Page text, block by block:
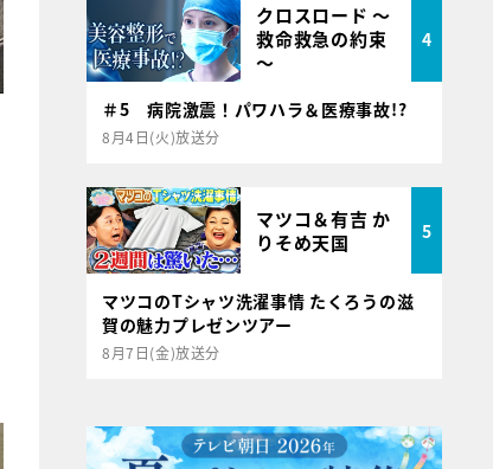
クロスロード ～
救命救急の約束
～
4
＃5 病院激震！パワハラ＆医療事故!?
8月4日(火)放送分
マツコ＆有吉 か
りそめ天国
5
マツコのTシャツ洗濯事情 たくろうの滋
賀の魅力プレゼンツアー
8月7日(金)放送分